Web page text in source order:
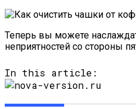
Теперь вы можете
неприятностей со стороны
In this article: